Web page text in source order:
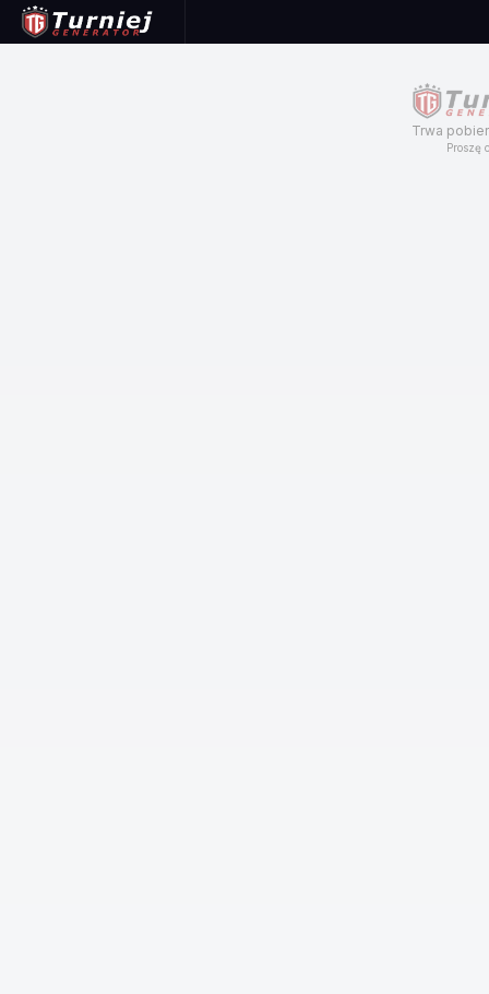
Trwa
Proszę